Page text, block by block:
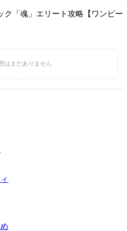
ク「魂」エリート攻略【ワンピー